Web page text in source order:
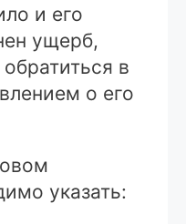
и его
ущерб,
в
о его
указать: